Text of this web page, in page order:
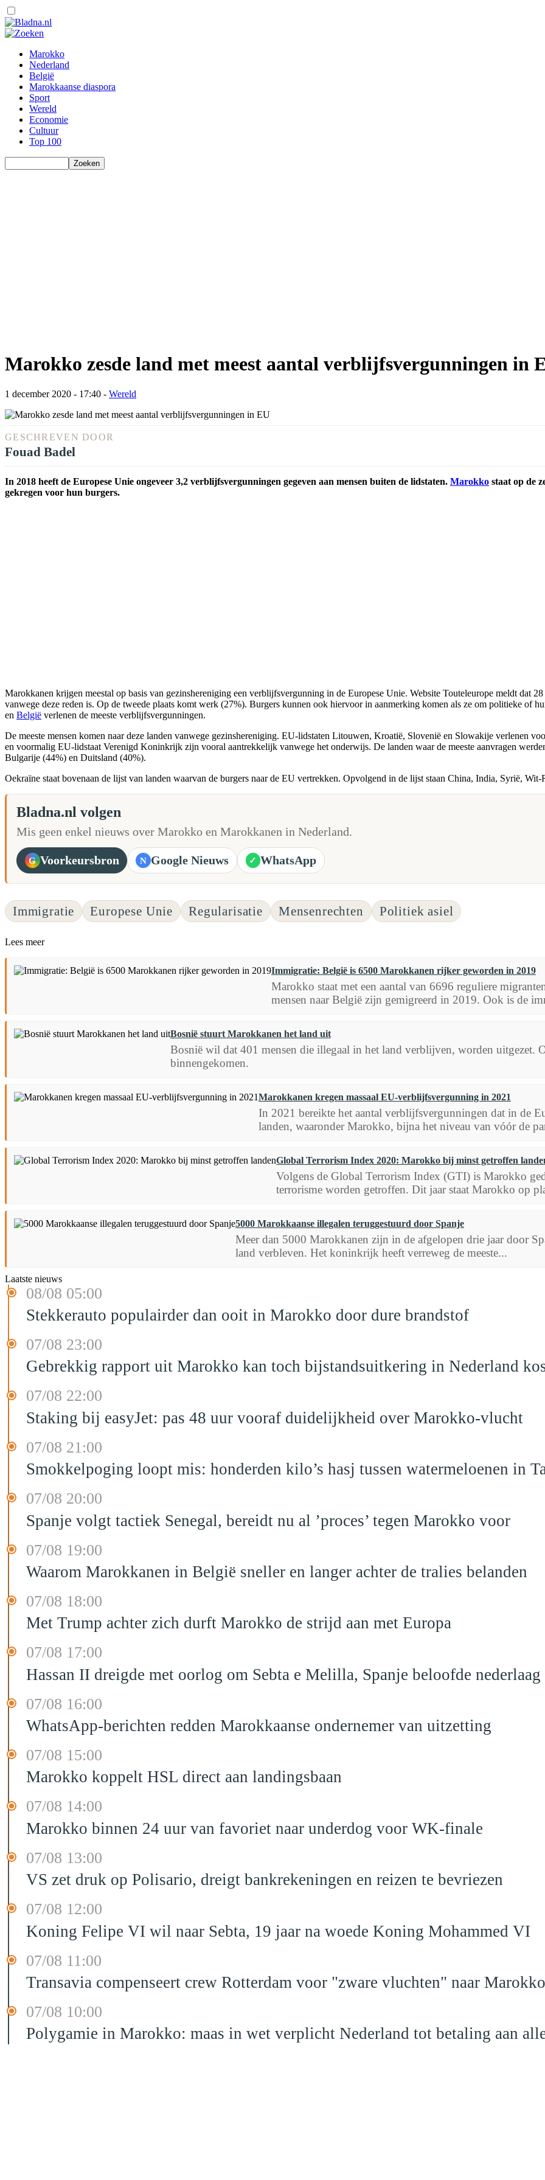
Marokko
Nederland
België
Marokkaanse diaspora
Sport
Wereld
Economie
Cultuur
Top 100
Marokko zesde land met meest aantal verblijfsvergunningen in
1 december 2020 - 17:40 - Wereld
GESCHREVEN DOOR
Fouad Badel
In 2018 heeft de Europese Unie ongeveer 3,2 verblijfsvergunningen gegeven aan mensen buiten de lidstaten. Marokko staat op de
gekregen voor hun burgers.
Marokkanen krijgen meestal op basis van gezinshereniging een verblijfsvergunning in de Europese Unie. Website Touteleurope meldt dat
vanwege deze reden is. Op de tweede plaats komt werk (27%). Burgers kunnen ook hiervoor in aanmerking komen als ze om politieke of
en België verlenen de meeste verblijfsvergunningen.
De meeste mensen komen naar deze landen vanwege gezinshereniging. EU-lidstaten Litouwen, Kroatië, Slovenië en Slowakije verlenen
en voormalig EU-lidstaat Verenigd Koninkrijk zijn vooral aantrekkelijk vanwege het onderwijs. De landen waar de meeste aanvragen
Bulgarije (44%) en Duitsland (40%).
Oekraïne staat bovenaan de lijst van landen waarvan de burgers naar de EU vertrekken. Opvolgend in de lijst staan China, India, Syrië,
Bladna.nl volgen
Mis geen enkel nieuws over Marokko en Marokkanen in Nederland.
G Voorkeursbron N Google Nieuws ✓ WhatsApp
Immigratie Europese Unie Regularisatie Mensenrechten Politiek asiel
Lees meer
Immigratie: België is 6500 Marokkanen rijker geworden in 2019
Marokko staat met een aantal van 6696 reguliere
mensen naar België zijn gemigreerd in 2019. Ook is de
Bosnië stuurt Marokkanen het land uit
Bosnië wil dat 401 mensen die illegaal in het land verblijven, worden uitgezet.
binnengekomen.
Marokkanen kregen massaal EU-verblijfsvergunning in 2021
In 2021 bereikte het aantal verblijfsvergunningen dat in de
landen, waaronder Marokko, bijna het niveau van vóór de
Global Terrorism Index 2020: Marokko bij minst getroffen
Volgens de Global Terrorism Index (GTI) is Marokko
terrorisme worden getroffen. Dit jaar staat Marokko op
5000 Marokkaanse illegalen teruggestuurd door Spanje
Meer dan 5000 Marokkanen zijn in de afgelopen drie jaar door
land verbleven. Het koninkrijk heeft verreweg de meeste...
Laatste nieuws
08/08 05:00
Stekkerauto populairder dan ooit in Marokko door dure brandstof
07/08 23:00
Gebrekkig rapport uit Marokko kan toch bijstandsuitkering in Nederland
07/08 22:00
Staking bij easyJet: pas 48 uur vooraf duidelijkheid over Marokko-vlucht
07/08 21:00
Smokkelpoging loopt mis: honderden kilo’s hasj tussen watermeloenen in
07/08 20:00
Spanje volgt tactiek Senegal, bereidt nu al ’proces’ tegen Marokko voor
07/08 19:00
Waarom Marokkanen in België sneller en langer achter de tralies belanden
07/08 18:00
Met Trump achter zich durft Marokko de strijd aan met Europa
07/08 17:00
Hassan II dreigde met oorlog om Sebta e Melilla, Spanje beloofde nederlaag
07/08 16:00
WhatsApp-berichten redden Marokkaanse ondernemer van uitzetting
07/08 15:00
Marokko koppelt HSL direct aan landingsbaan
07/08 14:00
Marokko binnen 24 uur van favoriet naar underdog voor WK-finale
07/08 13:00
VS zet druk op Polisario, dreigt bankrekeningen en reizen te bevriezen
07/08 12:00
Koning Felipe VI wil naar Sebta, 19 jaar na woede Koning Mohammed VI
07/08 11:00
Transavia compenseert crew Rotterdam voor "zware vluchten" naar Marokko
07/08 10:00
Polygamie in Marokko: maas in wet verplicht Nederland tot betaling aan